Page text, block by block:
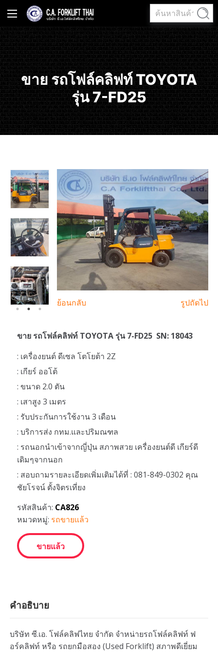
ค้นหา: ค้นหา
ขาย รถโฟล์คลิฟท์ TOYOTA
รุ่น 7-FD25
ย้อนกลับ รูปถัดไป
ขาย รถโฟล์คลิฟท์ TOYOTA รุ่น 7-FD25 SN: 18043
: เครื่องยนต์ ดีเซล โตโยต้า 2Z
: เกียร์ ออโต้
: ขนาด 2.0 ตัน
: เสาสูง 3 เมตร
: รับประกันการใช้งาน 3 เดือน
: บริการส่ง กทม.และปริมณฑล
: รถนอกนำเข้าจากญี่ปุ่น สภาพสวย เครื่องยนต์ดี เกียร์ดี
เดิมๆจากนอก
: สอบถามรายละเอียดเพิ่มเติมได้ที่ : 081-849-0302 คุณ
ชัยโรจน์ ตั้งจิตรเที่ยง
รหัสสินค้า: CA826
หมวดหมู่: รถขายแล้ว
ขายแล้ว
คำอธิบาย
บริษัท ซี.เอ. โฟล์คลิฟไทย จำกัด จำหน่ายรถโฟล์คลิฟท์ ฟ
อร์คลิฟท์ หรือ รถยกมือสอง (Used Forklift) สภาพดีเยี่ยม